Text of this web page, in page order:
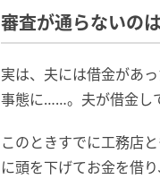
審査が通らないの
実は、夫には借金があ
事態に……。夫が借金し
このときすでに工務店
に頭を下げてお金を借